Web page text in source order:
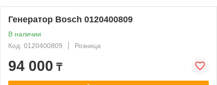
Генератор Bosch 0120400809
В наличии
Код: 0120400809
Розница
94 000 ₸